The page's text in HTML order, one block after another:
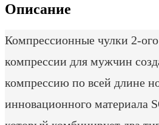
Описание
Компрессионные чулки 2-ого
компрессии для мужчин
компрессию по всей длине
инновационного материала